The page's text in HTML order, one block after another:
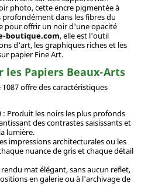
photo, cette encre pigmentée à
dans les fibres du
pour offrir un noir d'une opacité
boutique.com, elle est l'outil
d'art, les graphiques riches et les
papier Fine Art.
les Papiers Beaux-Arts
offre des caractéristiques
: Produit les noirs les plus profonds
des contrastes saisissants et
lumière.
impressions architecturales ou les
nuance de gris et chaque détail
mat élégant, sans aucun reflet,
en galerie ou à l'archivage de